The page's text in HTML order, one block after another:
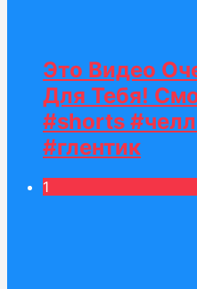
Это Видео
Для Тебя!
#shorts
#глентик
1